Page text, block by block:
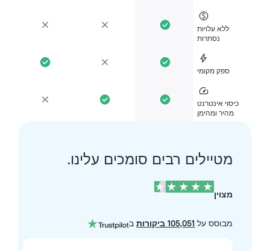
ללא עלויות
ספק מקומי
כיסוי אינטרנט
מהיר ומהימן
מטיילים רבים סומכים עלינו.
מבוסס על105,051 ביקורות ב